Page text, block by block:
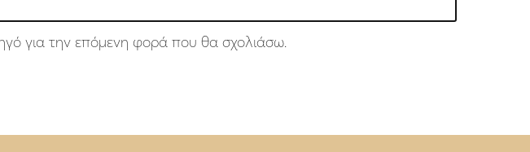
για την επόμενη φορά που θα σχολιάσω.